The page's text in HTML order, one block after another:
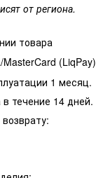
от региона.
товара
(LiqPay)
1 месяц.
течение 14 дней.